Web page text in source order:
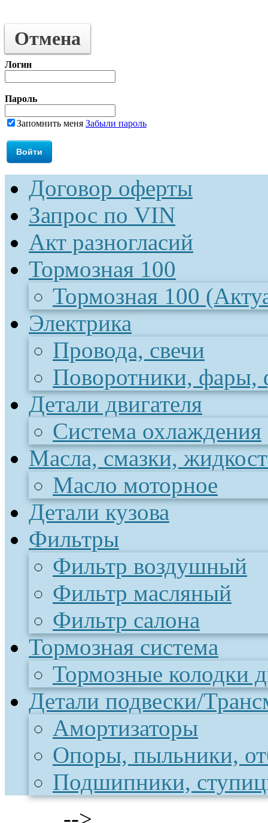
Отмена
Логин
Пароль
Запомнить меня Забыли пароль
Договор оферты
Запрос по VIN
Акт разногласий
Тормозная 100
Тормозная 100
Электрика
Провода, свечи
Поворотники, фары,
Детали двигателя
Система охлаждения
Масла, смазки,
Масло моторное
Детали кузова
Фильтры
Фильтр воздушный
Фильтр масляный
Фильтр салона
Тормозная система
Тормозные колодки
Детали подвески/
Амортизаторы
Опоры, пыльники,
Подшипники,